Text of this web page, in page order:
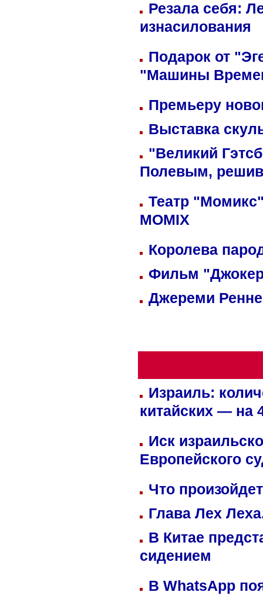
Резала себя:
изнасилования
Подарок от
"Машины
Премьеру
Выставка
"Великий
Полевым,
Театр
MOMIX
Королева
Фильм
Джереми
Израиль:
китайских — на
Иск
Европейского
Что
Глава Лех
В Китае
сидением
В WhatsApp